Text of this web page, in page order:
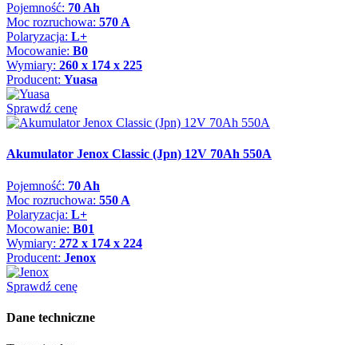
Pojemność: 70 Ah
Moc rozruchowa: 570 A
Polaryzacja: L+
Mocowanie: B0
Wymiary: 260 x 174 x 225
Producent: Yuasa
Sprawdź cenę
Akumulator Jenox Classic (Jpn) 12V 70Ah 550A
Pojemność: 70 Ah
Moc rozruchowa: 550 A
Polaryzacja: L+
Mocowanie: B01
Wymiary: 272 x 174 x 224
Producent: Jenox
Sprawdź cenę
Dane techniczne